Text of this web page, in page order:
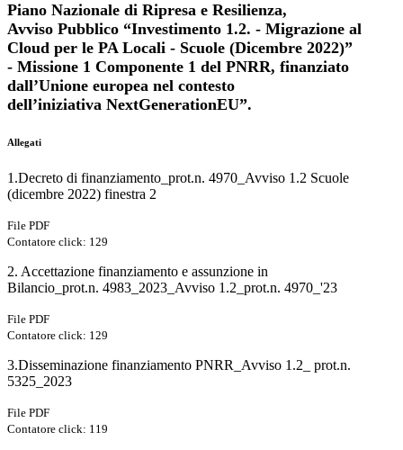
Piano Nazionale di Ripresa e Resilienza,
Avviso Pubblico “Investimento 1.2. - Migrazione al
Cloud per le PA Locali - Scuole (Dicembre 2022)”
- Missione 1 Componente 1 del PNRR, finanziato
dall’Unione europea nel contesto
dell’iniziativa NextGenerationEU”.
Allegati
1.Decreto di finanziamento_prot.n. 4970_Avviso 1.2 Scuole
(dicembre 2022) finestra 2
File PDF
Contatore click: 129
2. Accettazione finanziamento e assunzione in
Bilancio_prot.n. 4983_2023_Avviso 1.2_prot.n. 4970_'23
File PDF
Contatore click: 129
3.Disseminazione finanziamento PNRR_Avviso 1.2_ prot.n.
5325_2023
File PDF
Contatore click: 119